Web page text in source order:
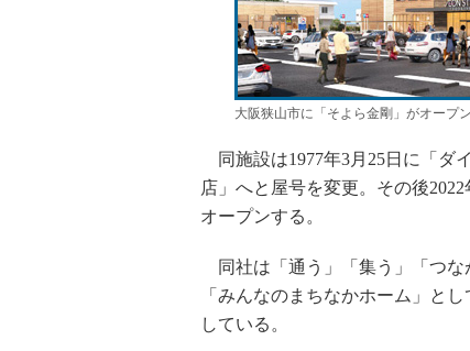
大阪狭山市に「そよら金剛」がオープ
同施設は1977年3月25日に「ダ
店」へと屋号を変更。その後
オープンする。
同社は「通う」「集う」「つな
「みんなのまちなかホーム」と
している。